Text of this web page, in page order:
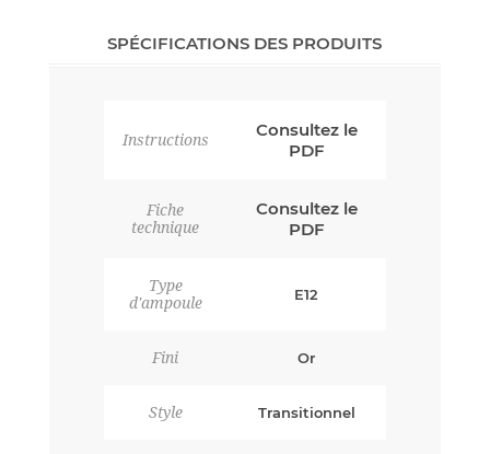
SPÉCIFICATIONS DES PRODUITS
Instructions
Consultez le
PDF
Fiche
technique
Consultez le
PDF
Type
d'ampoule
E12
Fini Or
Style Transitionnel